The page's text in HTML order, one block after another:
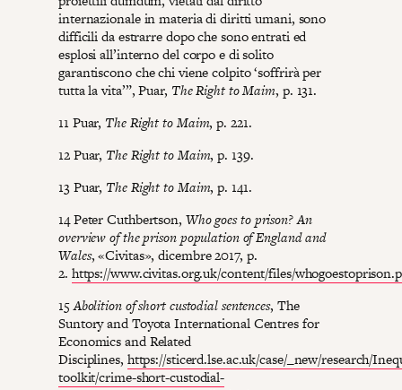
internazionale in materia di diritti umani, sono
difficili da estrarre dopo che sono entrati ed
esplosi all’interno del corpo e di solito
garantiscono che chi viene colpito ‘soffrirà per
tutta la vita’”, Puar, The Right to Maim, p. 131.
11 Puar, The Right to Maim, p. 221.
12 Puar, The Right to Maim, p. 139.
13 Puar, The Right to Maim, p. 141.
14 Peter Cuthbertson, Who goes to prison? An
overview of the prison population of England and
Wales, «Civitas», dicembre 2017, p.
2. https://www.civitas.org.uk/content/files/
15Abolition of short custodial sentences, The
Suntory and Toyota International Centres for
Economics and Related
Disciplines, https://sticerd.lse.ac.uk/case/_new/research/
toolkit/crime-short-custodial-